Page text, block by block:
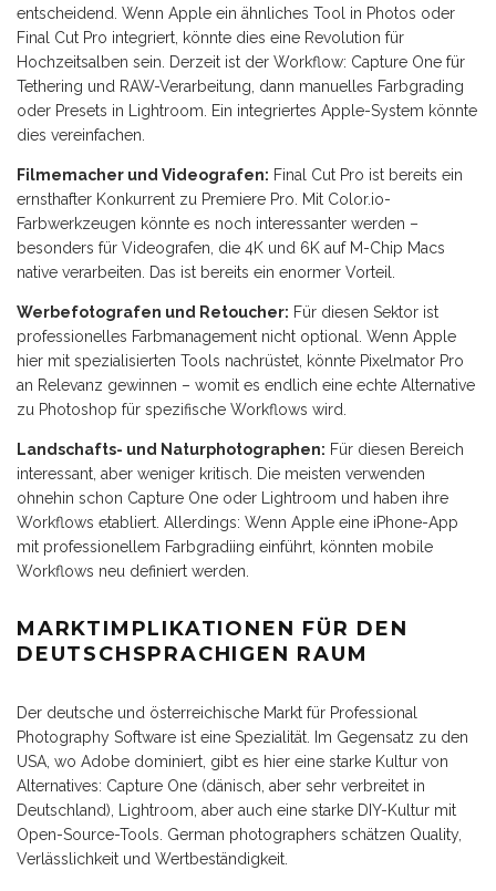
entscheidend. Wenn Apple ein ähnliches Tool in Photos oder
Final Cut Pro integriert, könnte dies eine Revolution für
Hochzeitsalben sein. Derzeit ist der Workflow: Capture One für
Tethering und RAW-Verarbeitung, dann manuelles Farbgrading
oder Presets in Lightroom. Ein integriertes Apple-System könnte
dies vereinfachen.
Filmemacher und Videografen: Final Cut Pro ist bereits ein
ernsthafter Konkurrent zu Premiere Pro. Mit Color.io-
Farbwerkzeugen könnte es noch interessanter werden –
besonders für Videografen, die 4K und 6K auf M-Chip Macs
native verarbeiten. Das ist bereits ein enormer Vorteil.
Werbefotografen und Retoucher: Für diesen Sektor ist
professionelles Farbmanagement nicht optional. Wenn Apple
hier mit spezialisierten Tools nachrüstet, könnte Pixelmator Pro
an Relevanz gewinnen – womit es endlich eine echte Alternative
zu Photoshop für spezifische Workflows wird.
Landschafts- und Naturphotographen: Für diesen Bereich
interessant, aber weniger kritisch. Die meisten verwenden
ohnehin schon Capture One oder Lightroom und haben ihre
Workflows etabliert. Allerdings: Wenn Apple eine iPhone-App
mit professionellem Farbgradiing einführt, könnten mobile
Workflows neu definiert werden.
MARKTIMPLIKATIONEN FÜR DEN
DEUTSCHSPRACHIGEN RAUM
Der deutsche und österreichische Markt für Professional
Photography Software ist eine Spezialität. Im Gegensatz zu den
USA, wo Adobe dominiert, gibt es hier eine starke Kultur von
Alternatives: Capture One (dänisch, aber sehr verbreitet in
Deutschland), Lightroom, aber auch eine starke DIY-Kultur mit
Open-Source-Tools. German photographers schätzen Quality,
Verlässlichkeit und Wertbeständigkeit.